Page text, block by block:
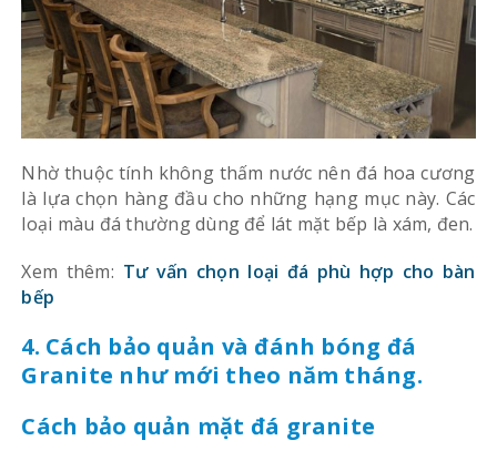
Nhờ thuộc tính không thấm nước nên đá hoa cương
là lựa chọn hàng đầu cho những hạng mục này. Các
loại màu đá thường dùng để lát mặt bếp là xám, đen.
Xem thêm: Tư vấn chọn loại đá phù hợp cho bàn
bếp
4. Cách bảo quản và đánh bóng đá
Granite như mới theo năm tháng.
Cách bảo quản mặt đá granite